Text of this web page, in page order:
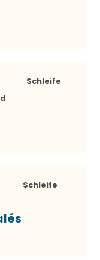
Schleife
Schleife